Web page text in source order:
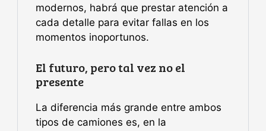
modernos, habrá que prestar atención a
cada detalle para evitar fallas en los
momentos inoportunos.
El futuro, pero tal vez no el
presente
La diferencia más grande entre ambos
tipos de camiones es, en la